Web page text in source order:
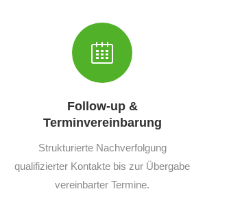
Follow-up &
Terminvereinbarung
Strukturierte Nachverfolgung
qualifizierter Kontakte bis zur Übergabe
vereinbarter Termine.